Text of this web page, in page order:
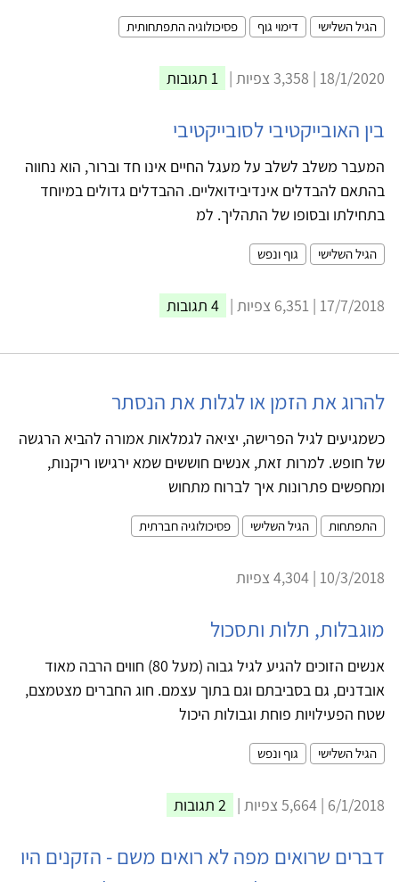
הגיל השלישי דימוי גוף פסיכולוגיה התפתחותית
18/1/2020 | 3,358 צפיות | 1 תגובות
בין האובייקטיבי לסובייקטיבי
המעבר משלב לשלב על מעגל החיים אינו חד וברור, הוא נחווה
בהתאם להבדלים אינדיבידואליים. ההבדלים גדולים במיוחד
בתחילתו ובסופו של התהליך. למ
הגיל השלישי גוף ונפש
17/7/2018 | 6,351 צפיות | 4 תגובות
להרוג את הזמן או לגלות את הנסתר
כשמגיעים לגיל הפרישה, יציאה לגמלאות אמורה להביא הרגשה
של חופש. למרות זאת, אנשים חוששים שמא ירגישו ריקנות,
ומחפשים פתרונות איך לברוח מתחוש
התפתחות הגיל השלישי פסיכולוגיה חברתית
10/3/2018 | 4,304 צפיות
מוגבלות, תלות ותסכול
אנשים הזוכים להגיע לגיל גבוה (מעל 80) חווים הרבה מאוד
אובדנים, גם בסביבתם וגם בתוך עצמם. חוג החברים מצטמצם,
שטח הפעילויות פוחת וגבולות היכול
הגיל השלישי גוף ונפש
6/1/2018 | 5,664 צפיות | 2 תגובות
דברים שרואים מפה לא רואים משם - הזקנים היו